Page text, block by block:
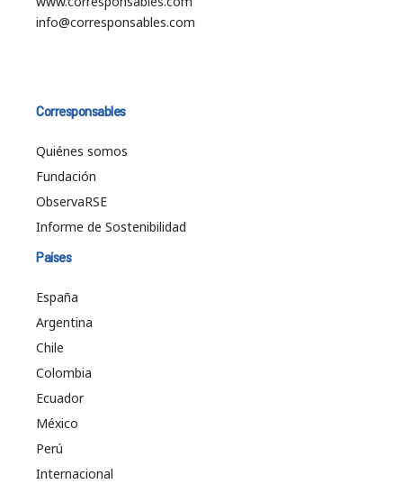
info@corresponsables.com
Corresponsables
Quiénes somos
Fundación
ObservaRSE
Informe de Sostenibilidad
Países
España
Argentina
Chile
Colombia
Ecuador
México
Perú
Internacional